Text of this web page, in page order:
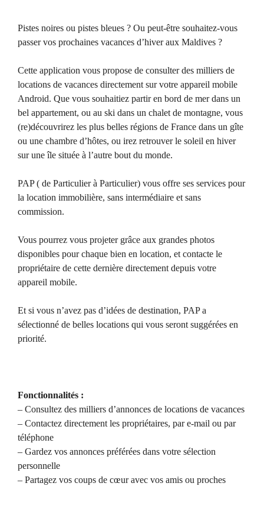
Pistes noires ou pistes bleues ? Ou peut-être souhaitez-vous
passer vos prochaines vacances d’hiver aux Maldives ?
Cette application vous propose de consulter des milliers de
locations de vacances directement sur votre appareil mobile
Android. Que vous souhaitiez partir en bord de mer dans un
bel appartement, ou au ski dans un chalet de montagne, vous
(re)découvrirez les plus belles régions de France dans un gîte
ou une chambre d’hôtes, ou irez retrouver le soleil en hiver
sur une île située à l’autre bout du monde.
PAP ( de Particulier à Particulier) vous offre ses services pour
la location immobilière, sans intermédiaire et sans
commission.
Vous pourrez vous projeter grâce aux grandes photos
disponibles pour chaque bien en location, et contacte le
propriétaire de cette dernière directement depuis votre
appareil mobile.
Et si vous n’avez pas d’idées de destination, PAP a
sélectionné de belles locations qui vous seront suggérées en
priorité.
Fonctionnalités :
– Consultez des milliers d’annonces de locations de vacances
– Contactez directement les propriétaires, par e-mail ou par
téléphone
– Gardez vos annonces préférées dans votre sélection
personnelle
– Partagez vos coups de cœur avec vos amis ou proches